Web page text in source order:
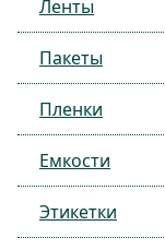
Ленты
Пакеты
Пленки
Емкости
Этикетки